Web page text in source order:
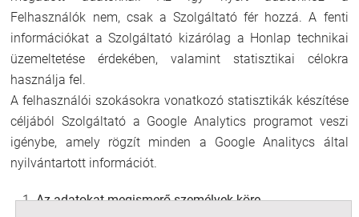
Felhasználók nem, csak a Szolgáltató fér hozzá. A fenti
információkat a Szolgáltató kizárólag a Honlap technikai
üzemeltetése érdekében, valamint statisztikai célokra
használja fel.
A felhasználói szokásokra vonatkozó statisztikák készítése
céljából Szolgáltató a Google Analytics programot veszi
igénybe, amely rögzít minden a Google Analitycs által
nyilvántartott információt.
Az adatokat megismerő személyek köre